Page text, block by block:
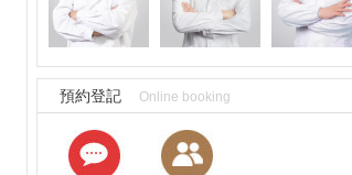
預約登記 Online booking